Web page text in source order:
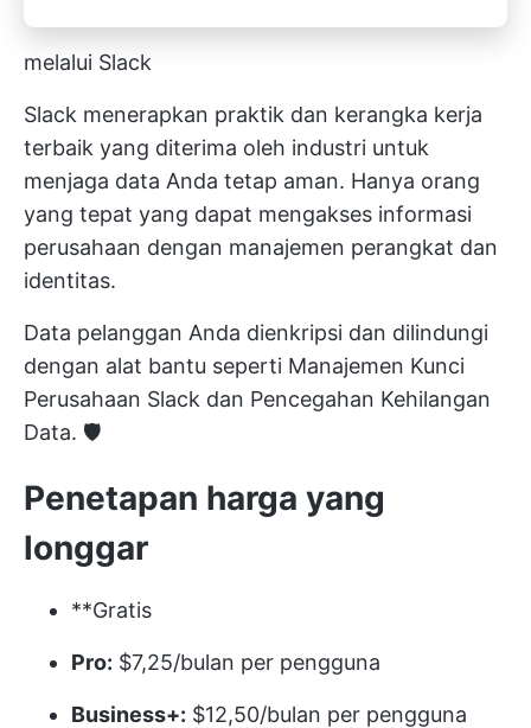
melalui Slack
Slack menerapkan praktik dan kerangka kerja
terbaik yang diterima oleh industri untuk
menjaga data Anda tetap aman. Hanya orang
yang tepat yang dapat mengakses informasi
perusahaan dengan manajemen perangkat dan
identitas.
Data pelanggan Anda dienkripsi dan dilindungi
dengan alat bantu seperti Manajemen Kunci
Perusahaan Slack dan Pencegahan Kehilangan
Data. 🛡️
Penetapan harga yang
longgar
**Gratis
Pro: $7,25/bulan per pengguna
Business+: $12,50/bulan per pengguna